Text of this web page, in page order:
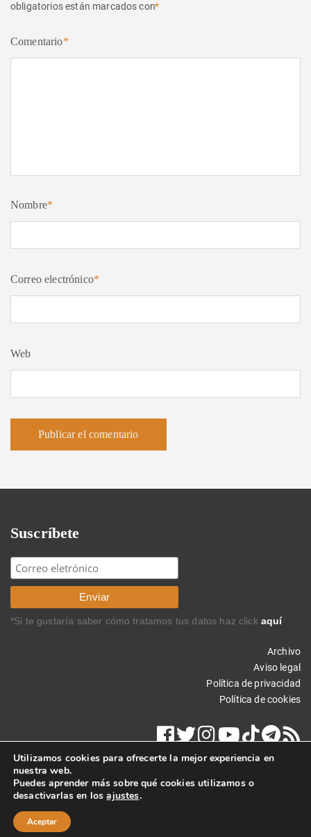
obligatorios están marcados con*
Comentario*
Nombre*
Correo electrónico*
Web
Suscríbete
*Si te gustaría saber cómo tratamos tus datos haz click aquí
Archivo
Aviso legal
Política de privacidad
Política de cookies
Copyright © 2023 Carlos Rodríguez Braun. Todos los derechos
reservados.
Utilizamos cookies para ofrecerte la mejor experiencia en
nuestra web.
Puedes aprender más sobre qué cookies utilizamos o
desactivarlas en losajustes.
Aceptar